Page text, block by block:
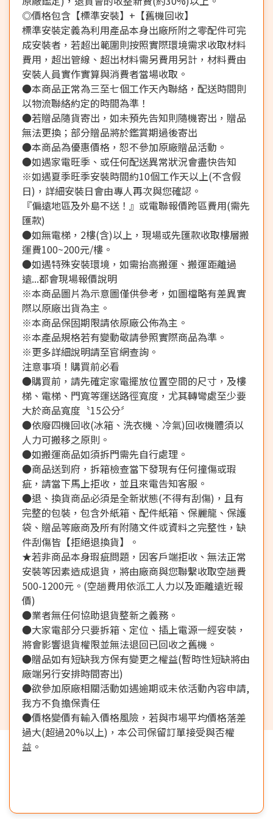
◎價格包含【標準安裝】+【舊機回收】
標準安裝定義為利用產品本身出廠所附之零配件可完
成安裝者，若超出範圍則按照實際環境需求收取材料
費用，超出管線、超出材料需另費用另計，材料費由
安裝人員實作實算與消費者當場收取。
●本商品正常為三至七個工作天內聯絡，配送時間則
以物流聯絡約定的時間為準！
●若贈品隨貨寄出，如未預先告知則隨機寄出，贈品
無法更換；部分贈品將於鑑賞期過後寄出
●本商品為優惠價格，恕不參加原廠贈品活動。
●如遇家電旺季、或任何配送異常狀況會盡快告知
※如遇夏季旺季安裝時間約10個工作天以上(不含假
日)，詳細安裝日會由專人再次與您確認。
『偏遠地區及外島不送！』或電聯報價跨區費用(需先
匯款)
●如無電梯，2樓(含)以上，現場或先匯款收取樓層搬
運費100~200元/樓。
●如遇特殊安裝環境，如需抬高搬運、搬運距離過
遠...都會現場報價說明
※本商品圖片為示意圖僅供參考，如圖檔略有差異實
際以原廠出貨為主。
※本商品保固期限請依原廠公佈為主。
※本產品規格若有變動敬請參照實際商品為準。
※更多詳細說明請至官網查詢。
注意事項！購買前必看
●購買前，請先確定家電擺放位置空間的尺寸，及樓
梯、電梯、門寬等運送路徑寬度，尤其轉彎處至少要
大於商品寬度〝15公分〞
●依廢四機回收(冰箱、洗衣機、冷氣)回收機體須以
人力可搬移之原則。
●如搬運商品如須拆門需先自行處理。
●商品送到府，拆箱檢查當下發現有任何撞傷或瑕
疵，請當下馬上拒收，並且來電告知客服。
●退、換貨商品必須是全新狀態(不得有刮傷)，且有
完整的包裝，包含外紙箱、配件紙箱、保麗龍、保護
袋、贈品等廠商及所有附隨文件或資料之完整性，缺
件刮傷皆【拒絕退換貨】。
★若非商品本身瑕疵問題，因客戶端拒收、無法正常
安裝等因素造成退貨，將由廠商與您聯繫收取空趟費
500-1200元。(空趟費用依派工人力以及距離遠近報
價)
●業者無任何協助退貨整新之義務。
●大家電部分只要拆箱、定位、插上電源一經安裝，
將會影響退貨權限並無法退回已回收之舊機。
●贈品如有短缺我方保有變更之權益(暫時性短缺將由
廠端另行安排時間寄出)
●欲參加原廠相關活動如遇逾期或未依活動內容申請,
我方不負擔保責任
●價格變價有輸入價格風險，若與市場平均價格落差
過大(超過20%以上)，本公司保留訂單接受與否權
益。